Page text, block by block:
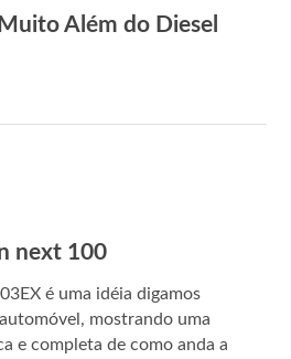
Além do Diesel
next 100
é uma idéia digamos
mostrando uma
e completa de como anda a